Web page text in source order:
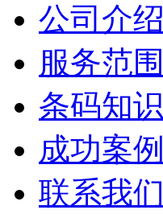
公司介绍
服务范围
条码知识
成功案例
联系我们